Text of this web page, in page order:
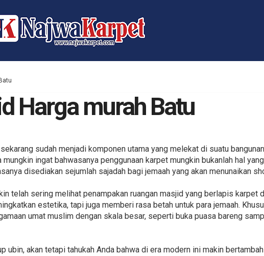
Harga murah Batu
sudah menjadi komponen utama yang melekat di suatu
ingat bahwasanya penggunaan karpet mungkin bukanlah hal
disediakan sejumlah sajadah bagi jemaah yang akan menunaikan
telah sering melihat penampakan ruangan masjid yang berlapis karpet
estetika, tapi juga memberi rasa betah untuk para jemaah.
umat muslim dengan skala besar, seperti buka puasa bareng
akan tetapi tahukah Anda bahwa di era modern ini makin